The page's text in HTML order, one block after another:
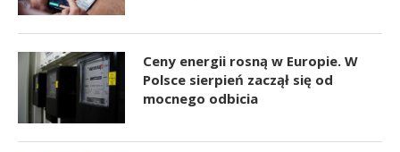
Ceny energii rosną w Europie. W
Polsce sierpień zaczął się od
mocnego odbicia